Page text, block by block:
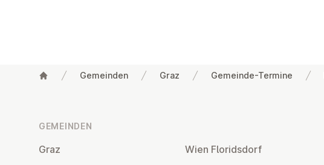
Gemeinden Graz Gemeinde-Termine
GEMEINDEN
Graz
Wien Flo­rids­dorf